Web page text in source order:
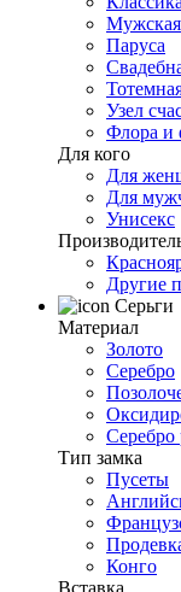
Мужская
Паруса
Узел
Флора и
Для кого
Для
Для
Унисекс
Другие
Серьги
Материал
Золото
Серебро
Серебро
Тип замка
Пусеты
Конго
Вставка